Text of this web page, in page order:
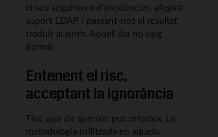
el seu seguiment d'incidències, afegint
suport LDAP, i passant-nos el resultat
traduït al xinés. Aquell dia no vaig
dormir.
Entenent el risc,
acceptant la ignorància
Tinc que dir que sóc poc ortodox. La
metodologia utilitzada en aquells